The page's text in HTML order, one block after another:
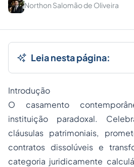
Northon Salomão de Oliveira
Leia nesta página:
Introdução
O casamento
instituição paradoxal.
cláusulas patrimoniais,
contratos dissolúveis e
categoria juridicamente